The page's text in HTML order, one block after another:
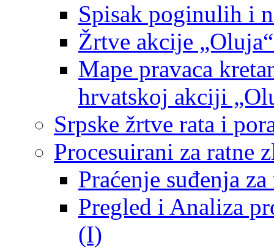
Spisak poginulih i
Žrtve akcije
Mape pravaca
hrvatskoj akciji
Srpske žrtve rata i
Procesuirani za ratne
Praćenje suđenja
Pregled i Analiza
(I)